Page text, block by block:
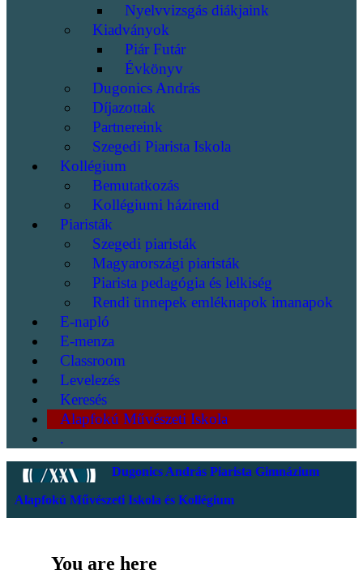
Nyelvvizsgás diákjaink
Kiadványok
Piár Futár
Évkönyv
Dugonics András
Díjazottak
Partnereink
Szegedi Piarista Iskola
Kollégium
Bemutatkozás
Kollégiumi házirend
Piaristák
Szegedi piaristák
Magyarországi piaristák
Piarista pedagógia és lelkiség
Rendi ünnepek emléknapok imanapok
E-napló
E-menza
Classroom
Levelezés
Keresés
Alapfokú Művészeti Iskola
.
Dugonics András Piarista Gimnázium
Alapfokú Művészeti Iskola és Kollégium
You are here